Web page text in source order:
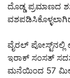
ದೊಡ್ಡ ಪ್ರಮಾಣದ
ವೈರಲ್
ಇರಾಕ್ ಸಂಸತ್
ಮನೆಯಿಂದ 57